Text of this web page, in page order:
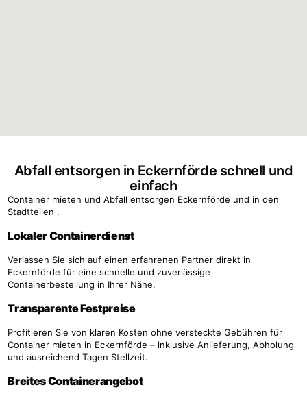
Abfall entsorgen in Eckernförde schnell und
einfach
Container mieten und Abfall entsorgen Eckernförde und in den
Stadtteilen .
Lokaler Containerdienst
Verlassen Sie sich auf einen erfahrenen Partner direkt in
Eckernförde für eine schnelle und zuverlässige
Containerbestellung in Ihrer Nähe.
Transparente Festpreise
Profitieren Sie von klaren Kosten ohne versteckte Gebühren für
Container mieten in Eckernförde – inklusive Anlieferung, Abholung
und ausreichend Tagen Stellzeit.
Breites Containerangebot